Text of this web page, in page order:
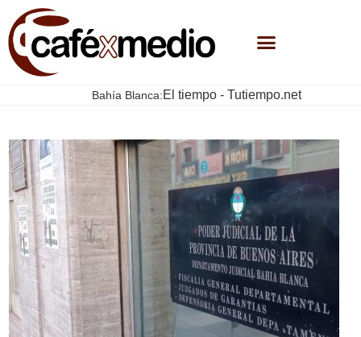
Bahía Blanca:El tiempo - Tutiempo.net